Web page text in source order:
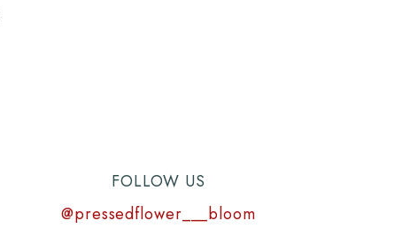
FOLLOW US
@pressedflower___bloom